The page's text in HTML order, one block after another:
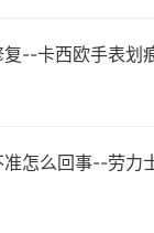
--卡西欧手表划
怎么回事--劳力